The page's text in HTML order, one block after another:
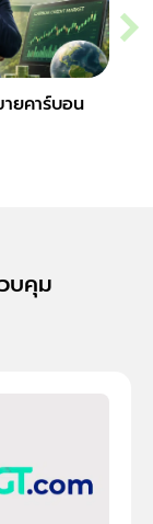
ยคาร์บอน
บคุม